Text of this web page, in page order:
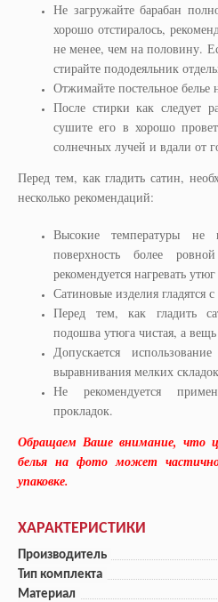
Не загружайте барабан
хорошо отстиралось,
не менее, чем на половину.
стирайте пододеяльник
Отжимайте постельное белье
После стирки как следует
сушите его в хорошо
солнечных лучей и вдали от
Перед тем, как гладить сатин,
несколько рекомендаций:
Высокие температуры не
поверхность более
рекомендуется нагревать
Сатиновые изделия гладятся
Перед тем, как гладить
подошва утюга чистая, а
Допускается
выравнивания мелких
Не рекомендуется
прокладок.
Обращаем Ваше внимание, что
белья на фото может
упаковке.
ХАРАКТЕРИСТИКИ
Производитель
Тип комплекта
Материал